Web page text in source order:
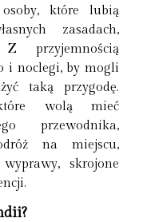
które lubią
zasadach,
Z przyjemnością
i noclegi, by mogli
taką przygodę.
wolą mieć
przewodnika,
na miejscu,
skrojone